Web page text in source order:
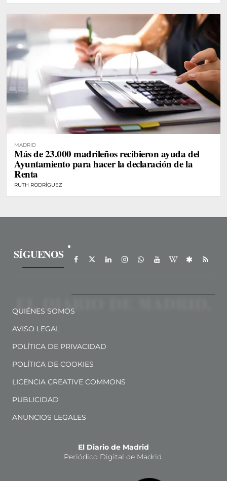
MADRID
Más de 23.000 madrileños recibieron ayuda del
Ayuntamiento para hacer la declaración de la
Renta
RUTH RODRÍGUEZ
SÍGUENOS
QUIÉNES SOMOS
AVISO LEGAL
POLÍTICA DE PRIVACIDAD
POLÍTICA DE COOKIES
LICENCIA CREATIVE COMMONS
PUBLICIDAD
ANUNCIOS LEGALES
El Diario de Madrid
Periódico Digital de Madrid.